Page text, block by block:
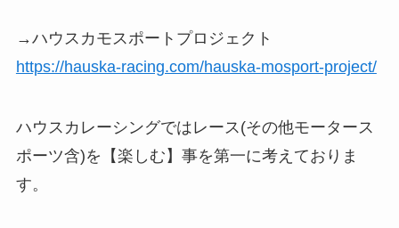
→ハウスカモスポートプロジェクト
https://hauska-racing.com/hauska-mosport-project/
ハウスカレーシングではレース(その他モータース
ポーツ含)を【楽しむ】事を第一に考えておりま
す。